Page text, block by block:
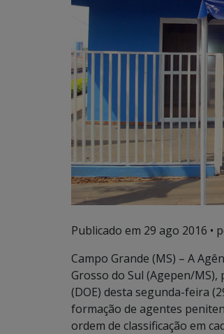
Publicado em 29 ago 2016 •
Campo Grande (MS) – A
Grosso do Sul (Agepen/
(DOE) desta segunda-feira
formação de agentes
ordem de classificação em